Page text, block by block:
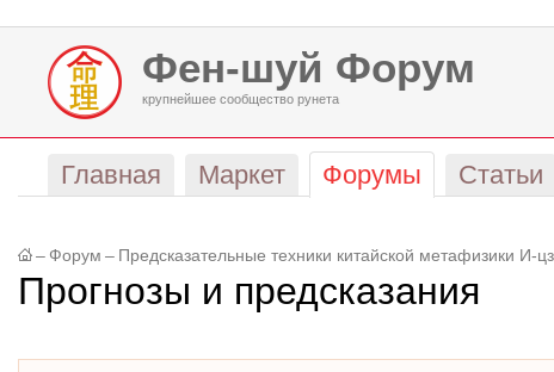
Фен-шуй Форум
крупнейшее сообщество рунета
Главная Маркет Форумы Статьи
– Форум – Предсказательные техники китайской метафизики
Прогнозы и предсказания